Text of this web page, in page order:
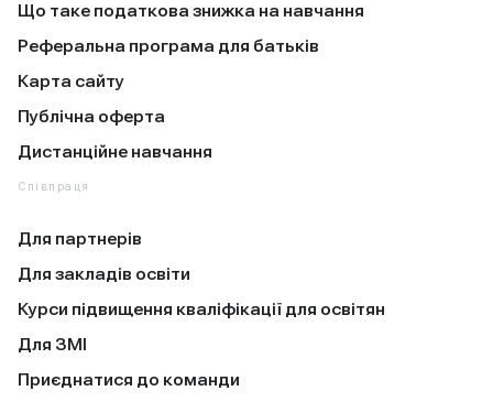
Що таке податкова знижка на навчання
Реферальна програма для батьків
Карта сайту
Публічна оферта
Дистанційне навчання
Співпраця
Для партнерів
Для закладів освіти
Курси підвищення кваліфікації для освітян
Для ЗМІ
Приєднатися до команди